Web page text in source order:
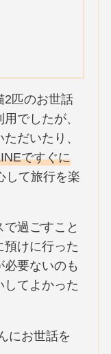
2匹のお世話
でしたが、
だいたり、
ですぐに
して旅行を楽
過ごすこと
預けに行った
必要ないのも
してよかった
にお世話を